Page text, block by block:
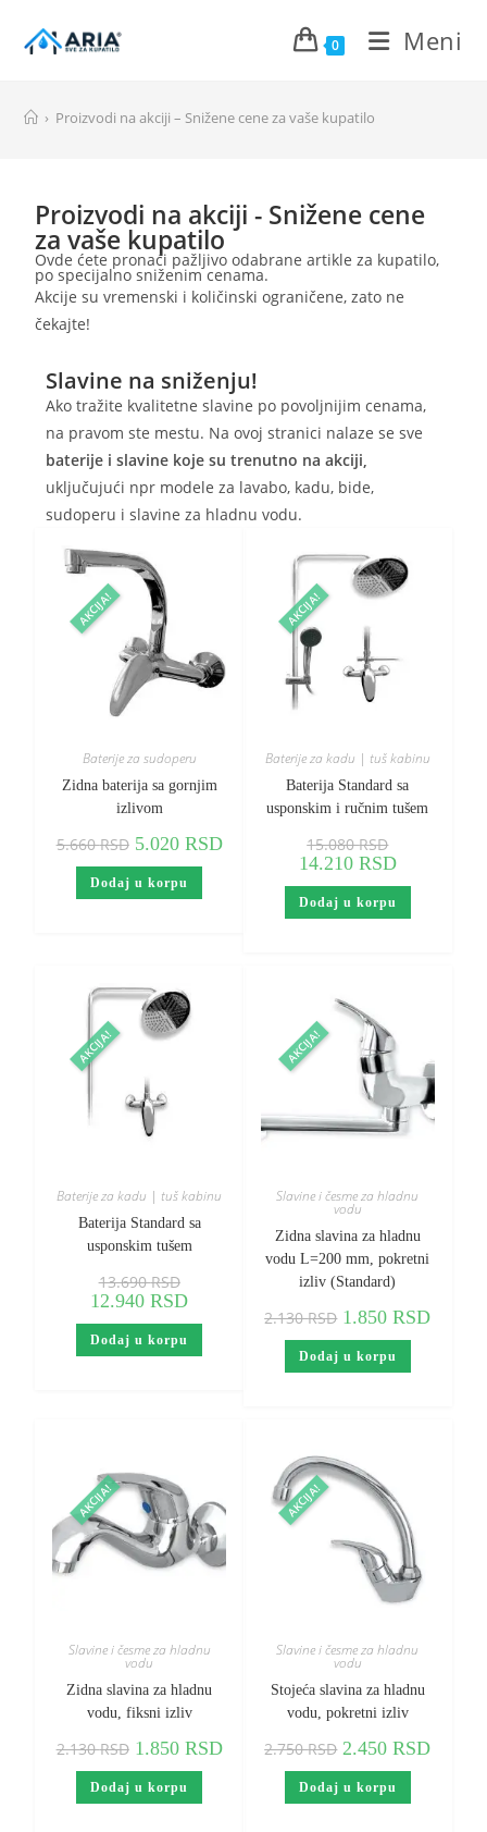
0 Meni
› Proizvodi na akciji – Snižene cene za vaše kupatilo
Proizvodi na akciji - Snižene cene
za vaše kupatilo
Ovde ćete pronaći pažljivo odabrane artikle za kupatilo,
po specijalno sniženim cenama.
Akcije su vremenski i količinski ograničene, zato ne
čekajte!
Slavine na sniženju!
Ako tražite kvalitetne slavine po povoljnijim cenama,
na pravom ste mestu. Na ovoj stranici nalaze se sve
baterije i slavine koje su trenutno na akciji,
uključujući npr modele za lavabo, kadu, bide,
sudoperu i slavine za hladnu vodu.
AKCIJA!
Baterije za sudoperu
Zidna baterija sa gornjim
izlivom
5.660RSD 5.020 RSD
Dodaj u korpu
AKCIJA!
Baterije za kadu | tuš kabinu
Baterija Standard sa
usponskim i ručnim tušem
15.080RSD
14.210 RSD
Dodaj u korpu
AKCIJA!
Baterije za kadu | tuš kabinu
Baterija Standard sa
usponskim tušem
13.690RSD
12.940RSD
Dodaj u korpu
AKCIJA!
Slavine i česme za hladnu
vodu
Zidna slavina za hladnu
vodu L=200 mm, pokretni
izliv (Standard)
2.130RSD 1.850RSD
Dodaj u korpu
AKCIJA!
Slavine i česme za hladnu
vodu
Zidna slavina za hladnu
vodu, fiksni izliv
2.130RSD 1.850 RSD
Dodaj u korpu
AKCIJA!
Slavine i česme za hladnu
vodu
Stojeća slavina za hladnu
vodu, pokretni izliv
2.750RSD 2.450RSD
Dodaj u korpu